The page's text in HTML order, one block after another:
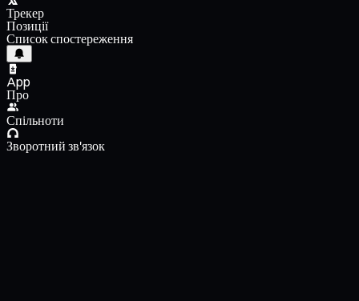
Трекер
Позиції
Список спостереження
App
Про
Спільноти
Зворотний зв'язок